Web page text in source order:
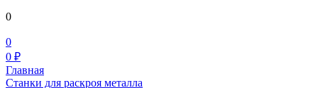
0
0
0 ₽
Главная
Станки для раскроя металла